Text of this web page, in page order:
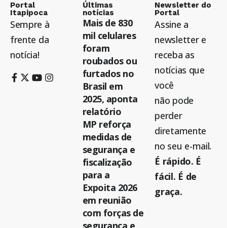
Portal
Itapipoca
Sempre à
frente da
notícia!
Últimas
notícias
Mais de 830
mil celulares
foram
roubados ou
furtados no
Brasil em
2025, aponta
relatório
MP reforça
medidas de
segurança e
fiscalização
para a
Expoita 2026
em reunião
com forças de
segurança e
Newsletter do
Portal
Assine a
newsletter e
receba as
notícias que
você
não pode
perder
diretamente
no seu e-mail.
É rápido. É
fácil. É de
graça.